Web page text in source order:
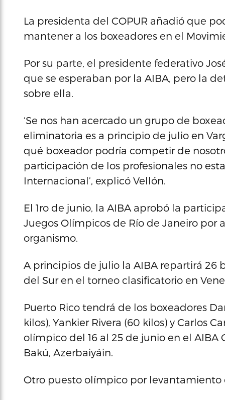
La presidenta del COPUR añadió que
mantener a los boxeadores en el
Por su parte, el presidente federativo
que se esperaban por la AIBA, pero la
sobre ella.
‘Se nos han acercado un grupo de
eliminatoria es a principio de julio en
qué boxeador podría competir de
participación de los profesionales no
Internacional’, explicó Vellón.
El 1ro de junio, la AIBA aprobó la
Juegos Olímpicos de Río de Janeiro
organismo.
A principios de julio la AIBA repartirá
del Sur en el torneo clasificatorio en
Puerto Rico tendrá de los boxeadores
kilos), Yankier Rivera (60 kilos) y Carlos
olímpico del 16 al 25 de junio en el
Bakú, Azerbaiyáin.
Otro puesto olímpico por levantamiento